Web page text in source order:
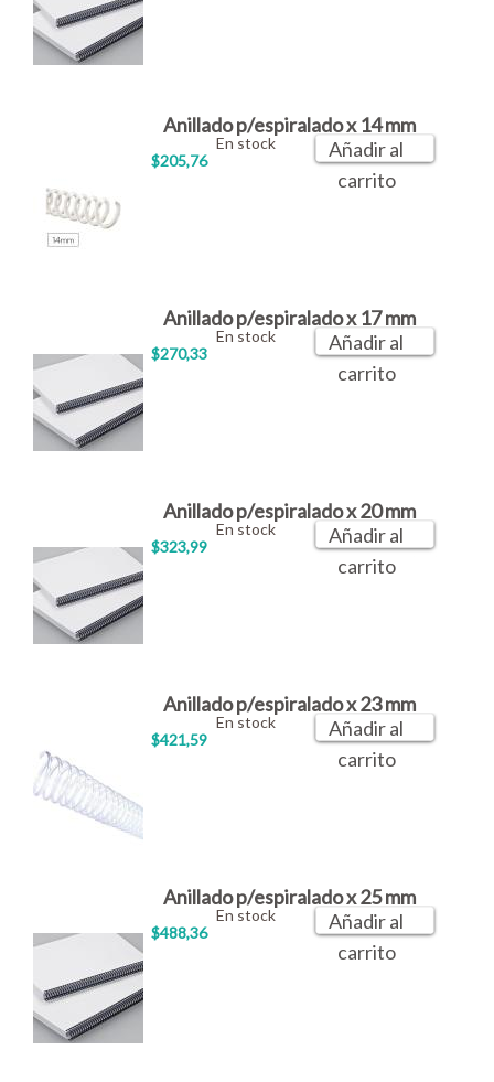
Anillado p/espiralado x 14 mm
$205,76
En stock
Añadir al
carrito
Anillado p/espiralado x 17 mm
$270,33
En stock
Añadir al
carrito
Anillado p/espiralado x 20 mm
$323,99
En stock
Añadir al
carrito
Anillado p/espiralado x 23 mm
$421,59
En stock
Añadir al
carrito
Anillado p/espiralado x 25 mm
$488,36
En stock
Añadir al
carrito